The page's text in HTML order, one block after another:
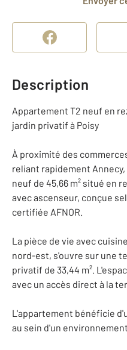
Description
Appartement T2 neuf en
jardin privatif à Poisy
À proximité des
reliant rapidement
neuf de 45,66 m² situé en
avec ascenseur, conçue
certifiée AFNOR.
La pièce de vie avec
nord-est, s'ouvre sur une
privatif de 33,44 m².
avec un accès direct à la
L'appartement bénéficie
au sein d'un